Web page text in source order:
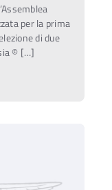
per la prima
di due
© […]